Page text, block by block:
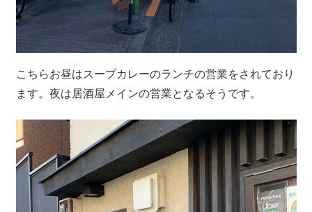
こちらお昼はスープカレーのランチの営業をされており
ます。夜は居酒屋メインの営業となるそうです。